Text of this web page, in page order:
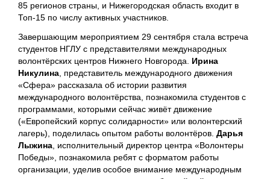
85 регионов страны, и Нижегородская область входит в
Топ-15 по числу активных участников.
Завершающим мероприятием 29 сентября стала встреча
студентов НГЛУ с представителями международных
волонтёрских центров Нижнего Новгорода. Ирина
Никулина , представитель международного движения
«Сфера» рассказала об истории развития
международного волонтёрства, познакомила студентов с
программами, которыми сейчас живёт движение
(«Европейский корпус солидарности» или волонтерский
лагерь), поделилась опытом работы волонтёров. Дарья
Лыжина , исполнительный директор центра «Волонтеры
Победы», познакомила ребят с форматом работы
организации, уделив особое внимание международным